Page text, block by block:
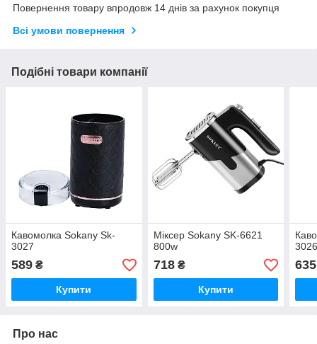
Повернення товару впродовж 14 днів за рахунок покупця
Всі умови повернення
Подібні товари компанії
Кавомолка Sokany Sk-
3027
589 ₴
Купити
Міксер Sokany SK-6621
800w
718₴
Купити
635
Про нас